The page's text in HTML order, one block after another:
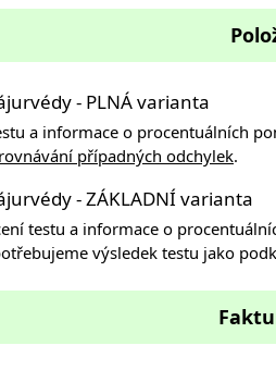
- PLNÁ varianta
a informace o procentuálních
případných odchylek.
- ZÁKLADNÍ varianta
testu a informace o
výsledek testu jako